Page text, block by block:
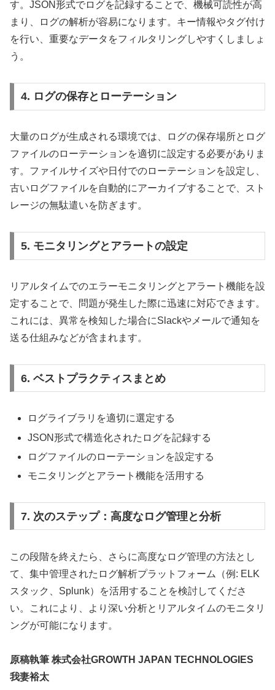
す。JSON形式でログを記録することで、機械可読性が高
まり、ログの解析が容易になります。キー情報やタグ付け
を行い、重要なデータをフィルタリングしやすくしましょ
う。
4. ログの保存とローテーション
大量のログが生成される環境では、ログの保存場所とログ
ファイルのローテーションを適切に設定する必要がありま
す。ファイルサイズや日付でのローテーションを設定し、
古いログファイルを自動的にアーカイブすることで、スト
レージの無駄遣いを防ぎます。
5. モニタリングとアラートの設定
リアルタイムでのエラーモニタリングとアラート機能を設
定することで、問題が発生した際に迅速に対応できます。
これには、異常を検知した場合にSlackやメールで通知を
送る仕組みなどが含まれます。
6. ベストプラクティスまとめ
ログライブラリを適切に選定する
JSON形式で構造化されたログを記録する
ログファイルのローテーションを設定する
モニタリングとアラート機能を活用する
7. 次のステップ：高度なログ管理と分析
この段階を終えたら、さらに高度なログ管理の方法とし
て、集中管理されたログ解析プラットフォーム（例: ELK
スタック、Splunk）を活用することを検討してくださ
い。これにより、より深い分析とリアルタイムのモニタリ
ングが可能になります。
原稿執筆 株式会社GROWTH JAPAN TECHNOLOGIES
我妻裕太